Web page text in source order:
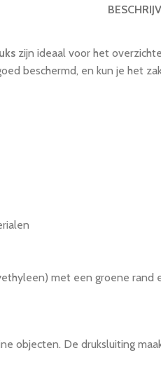
zijn ideaal voor het
beschermd, en kun je het
met een groene rand
objecten. De druksluiting